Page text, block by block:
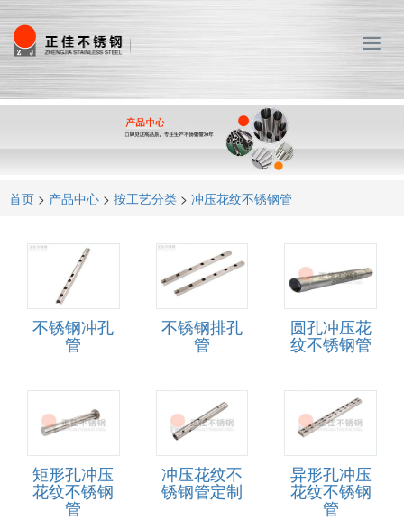
T
o
g
n
g
a
i
o
首页 > 产品中心 > 按工艺分类 > 冲压花纹不锈钢管
不锈钢冲孔
管
不锈钢排孔
管
圆孔冲压花
纹不锈钢管
矩形孔冲压
花纹不锈钢
管
冲压花纹不
锈钢管定制
异形孔冲压
花纹不锈钢
管